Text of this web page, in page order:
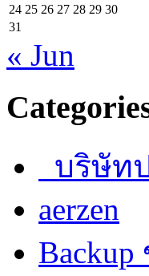
24 25 26 27 28 29 30
31
« Jun
บริษัท
aerzen